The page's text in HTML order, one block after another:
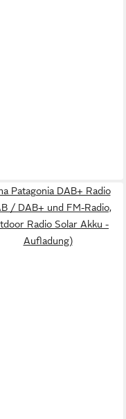
Patagonia DAB+ Radio
/ DAB+ und FM-Radio,
Radio Solar Akku -
Aufladung)